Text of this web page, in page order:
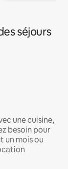
séjours
une cuisine,
besoin pour
un mois ou